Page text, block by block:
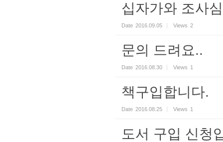
십자가와 조사
Date 2016.09.05 Views 2
문의 드려요..
Date 2016.08.30 Views 1
책구입합니다.
Date 2016.08.25 Views 1
도서 구입 신청